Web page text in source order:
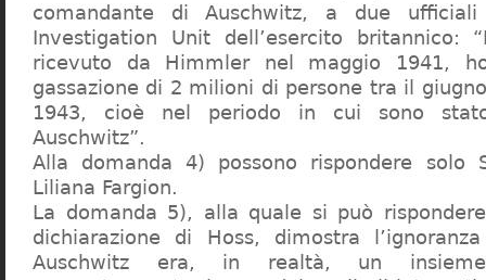
comandante di Auschwitz, a due
Investigation Unit dell’esercito britannico:
ricevuto da Himmler nel maggio 1941,
gassazione di 2 milioni di persone tra il
1943, cioè nel periodo in cui sono
Auschwitz”.
Alla domanda 4) possono rispondere solo
Liliana Fargion.
La domanda 5), alla quale si può
dichiarazione di Hoss, dimostra
Auschwitz era, in realtà, un